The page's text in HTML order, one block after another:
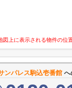
図上に表示される物件の位
ンパレス駒込壱番館 へ